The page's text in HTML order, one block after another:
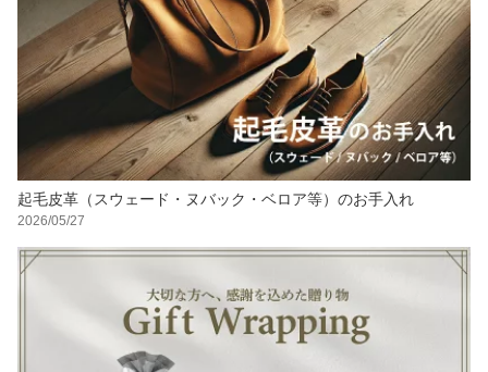
起毛皮革（スウェード・ヌバック・ベロア等）のお手入れ
2026/05/27